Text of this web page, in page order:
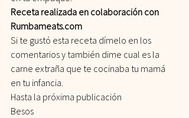
Receta realizada en colaboración con
Rumbameats.com
Si te gustó esta receta dímelo en los
comentarios y también dime cual es la
carne extraña que te cocinaba tu mamá
en tu infancia.
Hasta la próxima publicación
Besos